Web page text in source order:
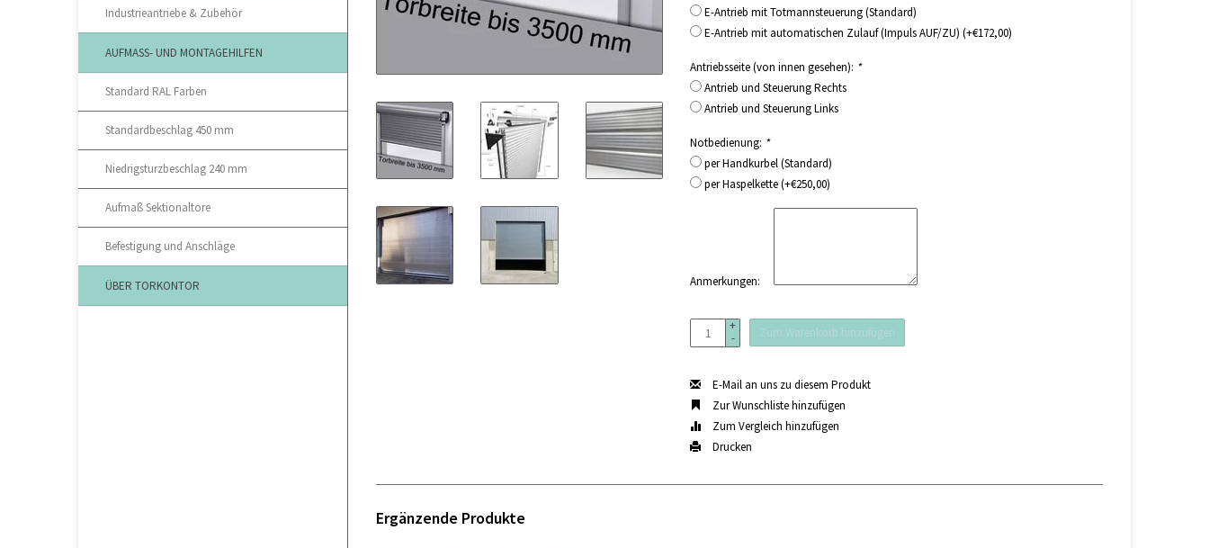
Industrieantriebe & Zubehör
AUFMASS- UND MONTAGEHILFEN
Standard RAL Farben
Standardbeschlag 450 mm
Niedrigsturzbeschlag 240 mm
Aufmaß Sektionaltore
Befestigung und Anschläge
ÜBER TORKONTOR
E-Antrieb mit Totmannsteuerung (Standard)
E-Antrieb mit automatischen Zulauf (Impuls AUF/ZU) (+€172,00)
Antriebsseite (von innen gesehen): *
Antrieb und Steuerung Rechts
Antrieb und Steuerung Links
Notbedienung: *
per Handkurbel (Standard)
per Haspelkette (+€250,00)
Anmerkungen:
+
-
Zum Warenkorb hinzufügen
E-Mail an uns zu diesem Produkt
Zur Wunschliste hinzufügen
Zum Vergleich hinzufügen
Drucken
Ergänzende Produkte